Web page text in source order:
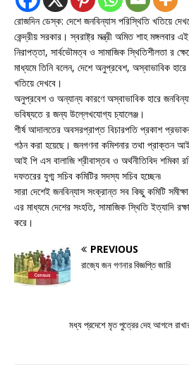
রোজদিন ডেস্ক: দেশে জনবিন্যাস পরিস্থিতি খতিয়ে
কেন্দ্রীয় সরকার। স্বরাষ্ট্র মন্ত্রী অমিত শাহ মঙ্গলবার
নিরাপত্তা, সার্বভৌমত্ব ও সামাজিক স্থিতিশীলতা র
মাধ্যমে তিনি বলেন, দেশে অনুপ্রবেশ, অস্বাভাবিক
খতিয়ে দেখবে।
অনুপ্রবেশ ও অন্যান্য কারণে অস্বাভাবিক হারে
ভবিষ্যতে র জন্য উল্লেখযোগ্য চ্যালেঞ্জ।
শীর্ষ আদালতের অবসরপ্রাপ্ত বিচারপতি প্রকাশ
গঠন করা হয়েছে। জনগণনা কমিশনার তথা প্রাক্তন
আই পি এস বালাজি শ্রীবাস্তব ও অর্থনীতিবিদ শমিকা
দফতরের যুগ্ম সচিব কমিটির সদস্য সচিব হচ্ছেন৷
সারা দেশেই জনবিন্যাস সংক্রান্ত সব কিছু কমিটি
এর মাধ্যমে দেশের সংহতি, সামাজিক স্থিতি ইত্যাদি
করে।
PREVIOUS
রাজ্যে জন গণনার বিজ্ঞপ্তি জারি
মধ্য প্রদেশে মৃত পুত্রের দেহ আগলে রাখার